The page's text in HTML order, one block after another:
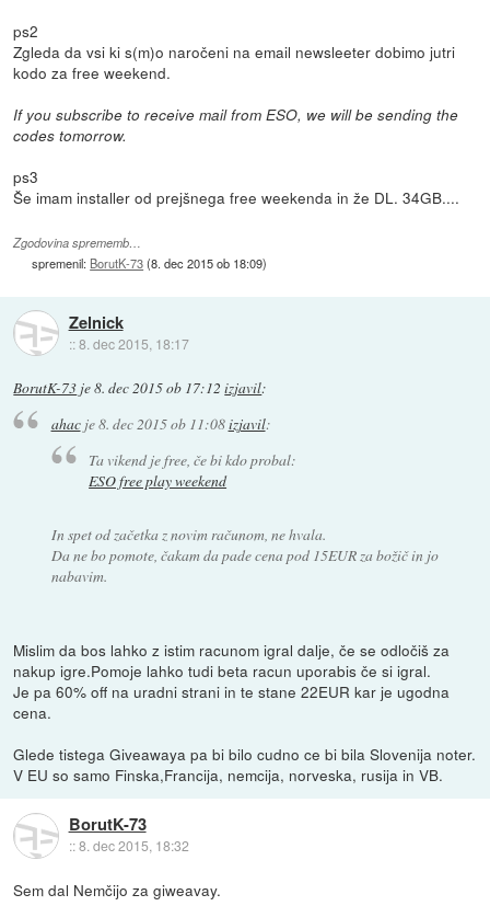
ps2
Zgleda da vsi ki s(m)o naročeni na email newsleeter dobimo jutri
kodo za free weekend.
If you subscribe to receive mail from ESO, we will be sending the
codes tomorrow.
ps3
Še imam installer od prejšnega free weekenda in že DL. 34GB....
Zgodovina sprememb…
spremenil: BorutK-73(8. dec 2015 ob 18:09)
Zelnick
::8. dec 2015, 18:17
BorutK-73 je8. dec 2015 ob 17:12 izjavil:
ahacje8. dec 2015 ob 11:08izjavil:
Ta vikend je free, če bi kdo probal:
ESO free play weekend
In spet od začetka z novim računom, ne hvala.
Da ne bo pomote, čakam da pade cena pod 15EUR za božič in jo
nabavim.
Mislim da bos lahko z istim racunom igral dalje, če se odločiš za
nakup igre.Pomoje lahko tudi beta racun uporabis če si igral.
Je pa 60% off na uradni strani in te stane 22EUR kar je ugodna
cena.
Glede tistega Giveawaya pa bi bilo cudno ce bi bila Slovenija noter.
V EU so samo Finska,Francija, nemcija, norveska, rusija in VB.
BorutK-73
::8. dec 2015, 18:32
Sem dal Nemčijo za giweavay.